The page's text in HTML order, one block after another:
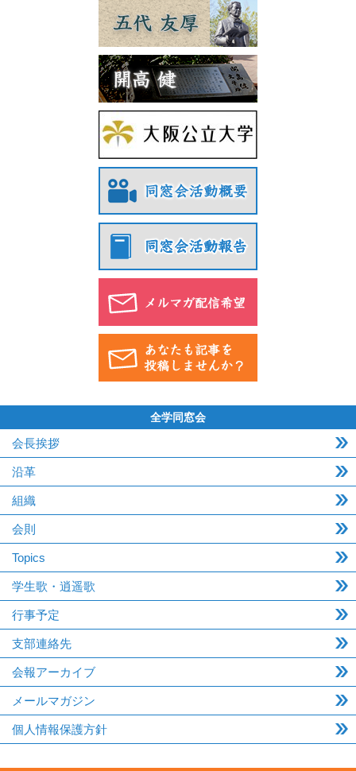
全学同窓会
会長挨拶
沿革
組織
会則
Topics
学生歌・逍遥歌
行事予定
支部連絡先
会報アーカイブ
メールマガジン
個人情報保護方針